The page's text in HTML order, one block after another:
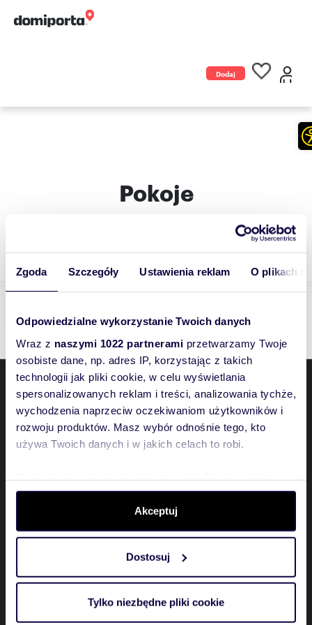
Zgoda Szczegóły Ustawienia reklam O plikach
Odpowiedzialne wykorzystanie Twoich danych
Wraz z naszymi 1022 partnerami przetwarzamy Twoje
osobiste dane, np. adres IP, korzystając z takich
technologii jak pliki cookie, w celu wyświetlania
spersonalizowanych reklam i treści, analizowania tychże,
wychodzenia naprzeciw oczekiwaniom użytkowników i
rozwoju produktów. Masz wybór odnośnie tego, kto
używa Twoich danych i w jakich celach to robi.
dane są przetwarzane oraz ustaw własne preferencje w
. W Deklaracji plików cookie możesz
zmienić lub wycofać swoją zgodę w dowolnej chwili.
Wykorzystujemy pliki cookie do spersonalizowania treści
i reklam, aby oferować funkcje społecznościowe i
korzystasz z naszej witryny, udostępniamy partnerom
Akceptuj
Dostosuj
Tylko niezbędne pliki cookie
Dodaj
Pokoje
Domiporta
Ogłoszenia
Zobacz także